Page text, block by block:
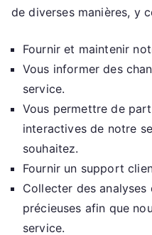
de diverses manières, y
Fournir et maintenir
Vous informer des
service.
Vous permettre de
interactives de notre
souhaitez.
Fournir un support
Collecter des
précieuses afin que
service.